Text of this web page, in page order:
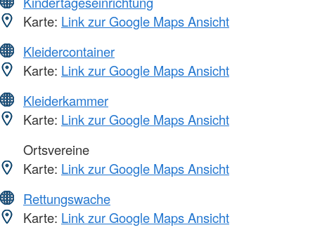
Karte: Link zur Google Maps Ansicht
Kleidercontainer
Karte: Link zur Google Maps Ansicht
Kleiderkammer
Karte: Link zur Google Maps Ansicht
Ortsvereine
Karte: Link zur Google Maps Ansicht
Rettungswache
Karte: Link zur Google Maps Ansicht